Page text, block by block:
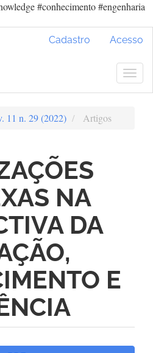
#conhecimento #engenharia
Cadastro Acesso
11 n. 29 (2022) Artigos
NA
DA
E